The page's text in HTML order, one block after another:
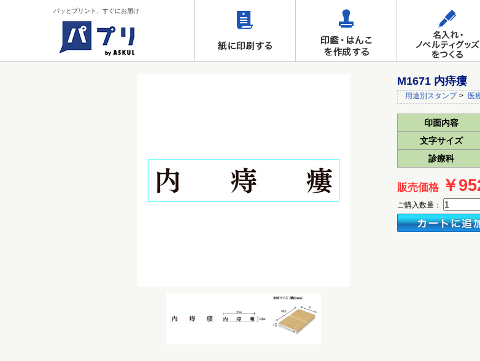
パッとプリント、すぐにお届け
M1671 内痔瘻
用途別スタンプ > 医
印面内容
文字サイズ
診療科
販売価格 ￥
ご購入数量：